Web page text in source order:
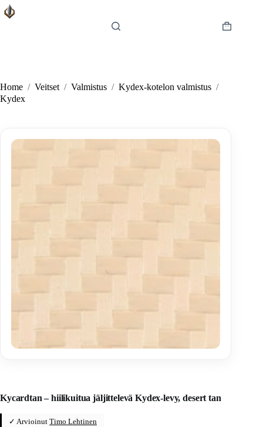
Skip
to
Shopping
Home / Veitset / Valmistus / Kydex-kotelon valmistus /
Kydex
Kycardtan – hiilikuitua jäljittelevä Kydex-levy, desert tan
✓ Arvioinut Timo Lehtinen